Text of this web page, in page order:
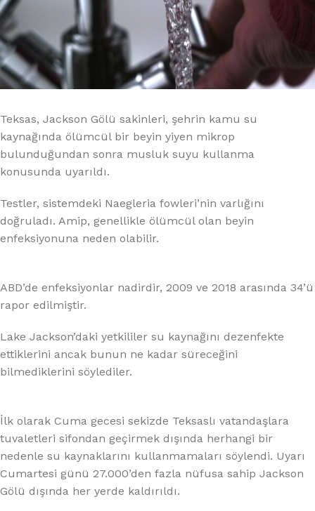
Teksas, Jackson Gölü sakinleri, şehrin kamu su
kaynağında ölümcül bir beyin yiyen mikrop
bulunduğundan sonra musluk suyu kullanma
konusunda uyarıldı.
Testler, sistemdeki Naegleria fowleri’nin varlığını
doğruladı. Amip, genellikle ölümcül olan beyin
enfeksiyonuna neden olabilir.
ABD’de enfeksiyonlar nadirdir, 2009 ve 2018 arasında 34’ü
rapor edilmiştir.
Lake Jackson’daki yetkililer su kaynağını dezenfekte
ettiklerini ancak bunun ne kadar süreceğini
bilmediklerini söylediler.
İlk olarak Cuma gecesi sekizde Teksaslı vatandaşlara
tuvaletleri sifondan geçirmek dışında herhangi bir
nedenle su kaynaklarını kullanmamaları söylendi. Uyarı
Cumartesi günü 27.000’den fazla nüfusa sahip Jackson
Gölü dışında her yerde kaldırıldı.